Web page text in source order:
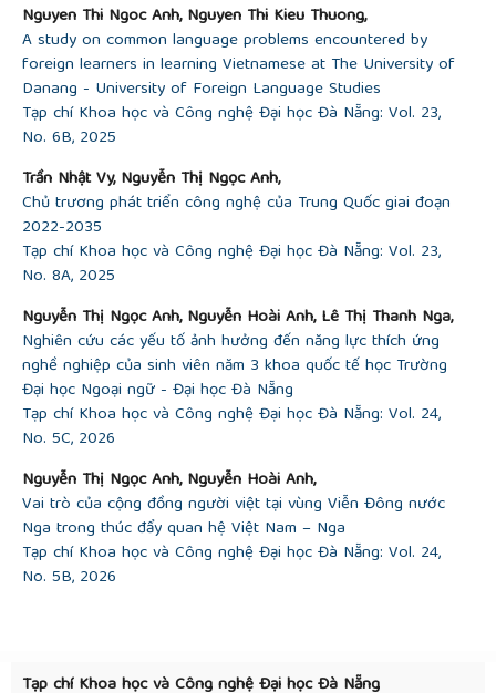
[17]Wagner and P. Y. Fard, “Factors influencing
Malaysian students' intention to study at a higher
educational institution”,E-Leader Kuala Lumpur,
2009. [Online]. Available:
http://library.oum.edu.my/repository/365/1/Wagner-
Fard.pdf
[Accessed February 20, 2024].
[18]E. Super, The psychology of careers; An
introduction to vocational development, New York:
Harper & Row, 1957.
[19]L. Holland,Making vocational choices: A theory
of vocational personalities and work environments
Odessa, FL: Psychological Assessment Resources,
1997.
[20] Kotler and K. F. A. Fox,Strategic marketing
for educational institutions, Englewood Cliffs, NJ:
Prentice Hall, 1995.
[21] D. P. Ho, “
Quantitative research methods and
economics”, Ho Chi Minh City: Phuong Dong
Publishing House, 2011.
Nguyen Thi Ngoc Anh, Nguyen Thi Kieu Thuong,
A study on common language problems encountered by
foreign learners in learning Vietnamese at The University of
Danang - University of Foreign Language Studies
Tạp chí Khoa học và Công nghệ Đại học Đà Nẵng: Vol. 23,
No. 6B, 2025
Trần Nhật Vy, Nguyễn Thị Ngọc Anh,
Chủ trương phát triển công nghệ của Trung Quốc giai đoạn
2022-2035
Tạp chí Khoa học và Công nghệ Đại học Đà Nẵng: Vol. 23,
No. 8A, 2025
Nguyễn Thị Ngọc Anh, Nguyễn Hoài Anh, Lê Thị Thanh Nga,
Nghiên cứu các yếu tố ảnh hưởng đến năng lực thích ứng
nghề nghiệp của sinh viên năm 3 khoa quốc tế học Trường
Đại học Ngoại ngữ - Đại học Đà Nẵng
Tạp chí Khoa học và Công nghệ Đại học Đà Nẵng: Vol. 24,
No. 5C, 2026
Nguyễn Thị Ngọc Anh, Nguyễn Hoài Anh,
Vai trò của cộng đồng người việt tại vùng Viễn Đông nước
Nga trong thúc đẩy quan hệ Việt Nam – Nga
Tạp chí Khoa học và Công nghệ Đại học Đà Nẵng: Vol. 24,
No. 5B, 2026
Tạp chí Khoa học và Công nghệ Đại học Đà Nẵng